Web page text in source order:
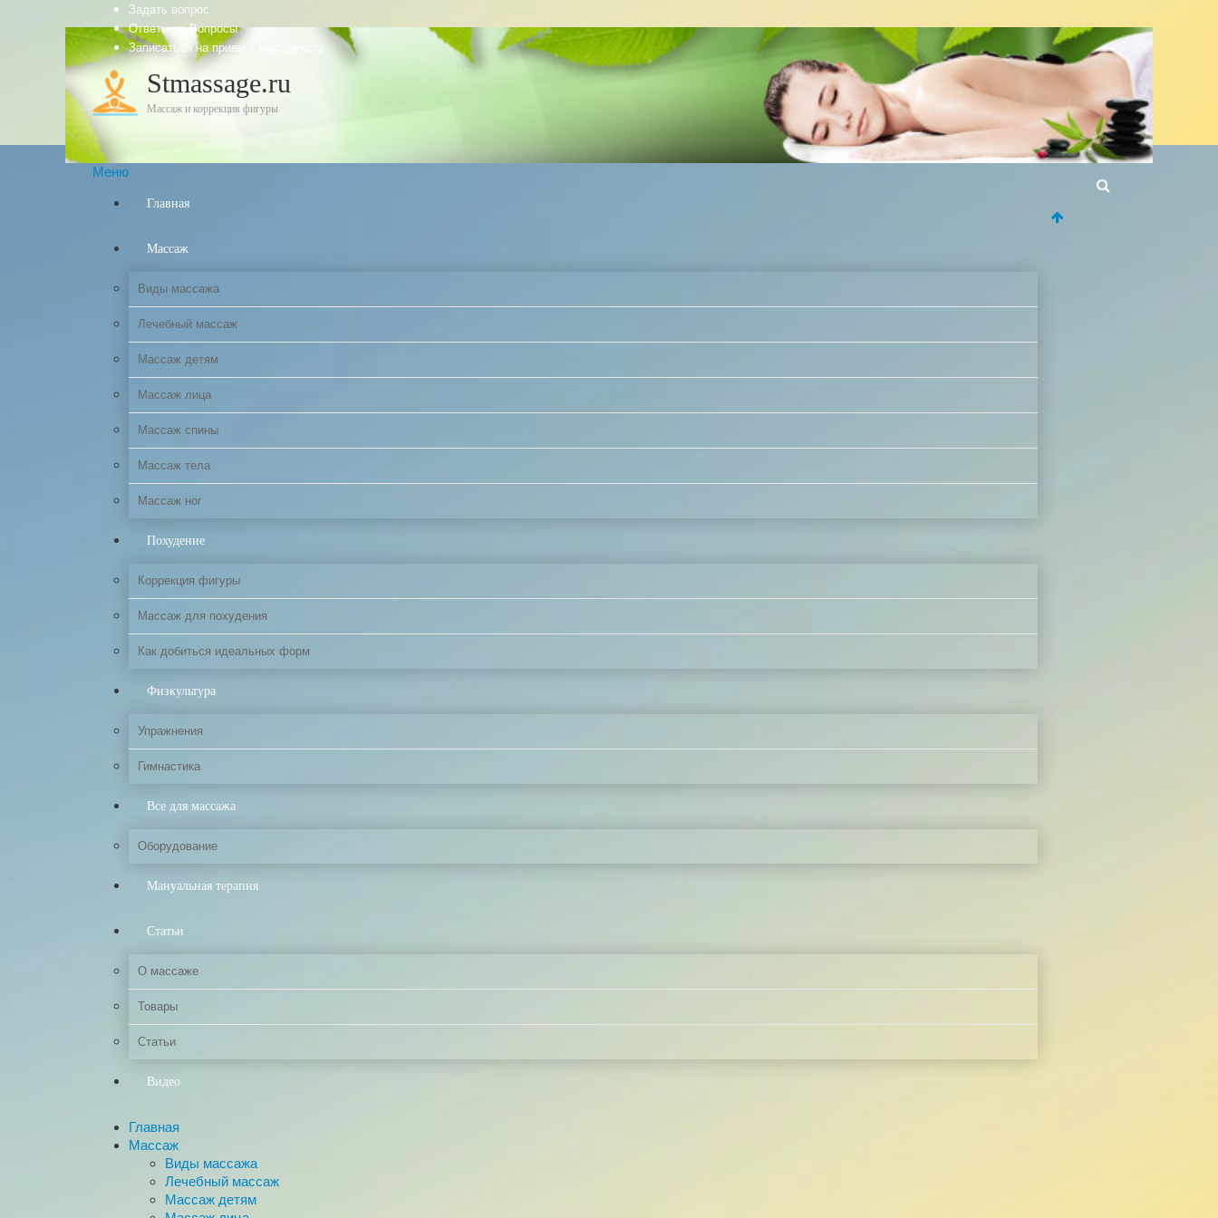
Задать вопрос
Ответы на Вопросы
Записаться на прием к массажисту
Stmassage.ru
Массаж и коррекция фигуры
Меню
Главная
Массаж
Виды массажа
Лечебный массаж
Массаж детям
Массаж лица
Массаж спины
Массаж тела
Массаж ног
Похудение
Коррекция фигуры
Массаж для похудения
Как добиться идеальных форм
Физкультура
Упражнения
Гимнастика
Все для массажа
Оборудование
Мануальная терапия
Статьи
О массаже
Товары
Статьи
Видео
Главная
Массаж
Виды массажа
Лечебный массаж
Массаж детям